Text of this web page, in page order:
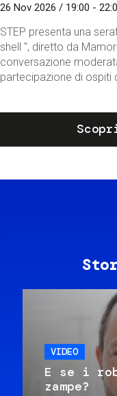
26 Nov 2026 / 19:00 -
STEP presenta una
shell ", diretto da
conversazione
partecipazione di ospiti
VIDEO
E se i
zampe?